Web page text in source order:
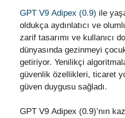
GPT V9 Adipex (0.9) ile
oldukça aydınlatıcı ve
zarif tasarımı ve kullanıcı
dünyasında gezinmeyi
getiriyor. Yenilikçi
güvenlik özellikleri, ticaret
güven duygusu sağladı.
GPT V9 Adipex (0.9)’nın